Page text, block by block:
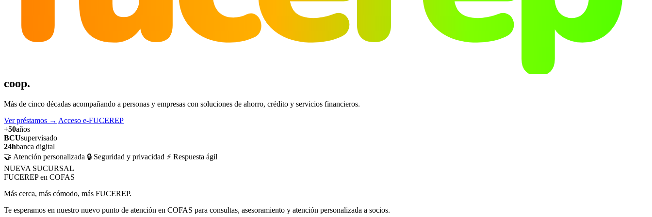
coop.
Más de cinco décadas acompañando a personas y empresas con soluciones de ahorro, crédito y servicios financieros.
Ver préstamos → Acceso e-FUCEREP
+50años
BCUsupervisado
24hbanca digital
🤝 Atención personalizada 🔒 Seguridad y privacidad ⚡ Respuesta ágil
NUEVA SUCURSAL
FUCEREP en COFAS
Más cerca, más cómodo, más FUCEREP.
Te esperamos en nuestro nuevo punto de atención en COFAS para consultas, asesoramiento y atención personalizada a socios.